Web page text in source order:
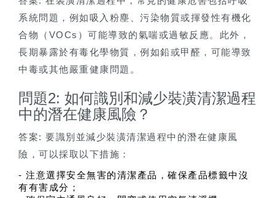
系統問題，例如吸入粉塵、污染物質或揮發性有機化
合物（VOCs）可能導致的氣喘或過敏反應。此外，
長期暴露於有毒化學物質，例如鉛或甲醛，可能導致
中毒或其他嚴重健康問題。
問題2: 如何識別和減少裝潢清潔過程
中的潛在健康風險？
答案: 要識別並減少裝潢清潔過程中的潛在健康風
險，可以採取以下措施：
- 注意選擇安全無害的清潔產品，確保產品標籤中沒
有有害成分；